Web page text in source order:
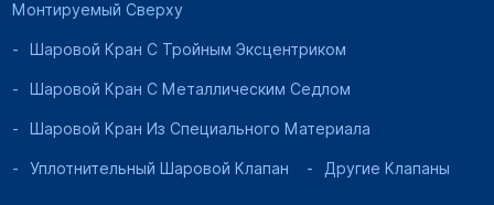
Монтируемый Сверху
Шаровой Кран С Тройным Эксцентриком
Шаровой Кран С Металлическим Седлом
Шаровой Кран Из Специального Материала
Уплотнительный Шаровой Клапан Другие Клапаны